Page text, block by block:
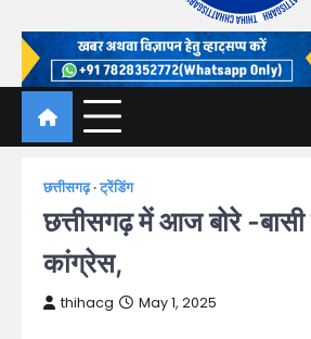
Thiha
गोठ जन-जन के
छत्तीसगढ़ ट्रेंडिंग
छत्तीसगढ़ में आज बोरे -बासी
कांग्रेस,
thihacg May 1, 2025